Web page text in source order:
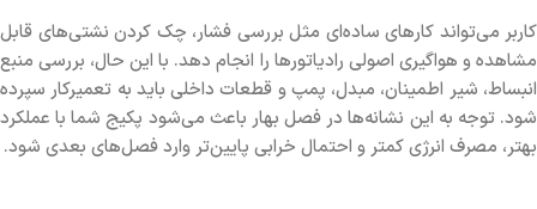
کاربر می‌تواند کارهای ساده‌ای مثل بررسی فشار، چک کردن نشتی‌های قابل
مشاهده و هواگیری اصولی رادیاتورها را انجام دهد. با این حال، بررسی منبع
انبساط، شیر اطمینان، مبدل، پمپ و قطعات داخلی باید به تعمیرکار سپرده
شود. توجه به این نشانه‌ها در فصل بهار باعث می‌شود پکیج شما با عملکرد
بهتر، مصرف انرژی کمتر و احتمال خرابی پایین‌تر وارد فصل‌های بعدی شود.